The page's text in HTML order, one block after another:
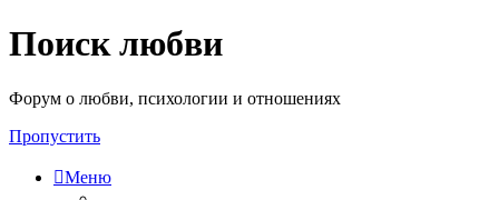
Поиск любви
Форум о любви, психологии и отношениях
Пропустить
Меню